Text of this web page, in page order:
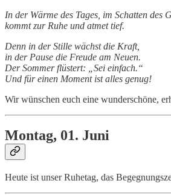
In der Wärme des Tages, im Schatten des
kommt zur Ruhe und atmet tief.
Denn in der Stille wächst die Kraft,
in der Pause die Freude am Neuen.
Der Sommer flüstert: „Sei einfach.“
Und für einen Moment ist alles genug!
Wir wünschen euch eine wunderschöne,
Montag, 01. Juni
Heute ist unser Ruhetag, das